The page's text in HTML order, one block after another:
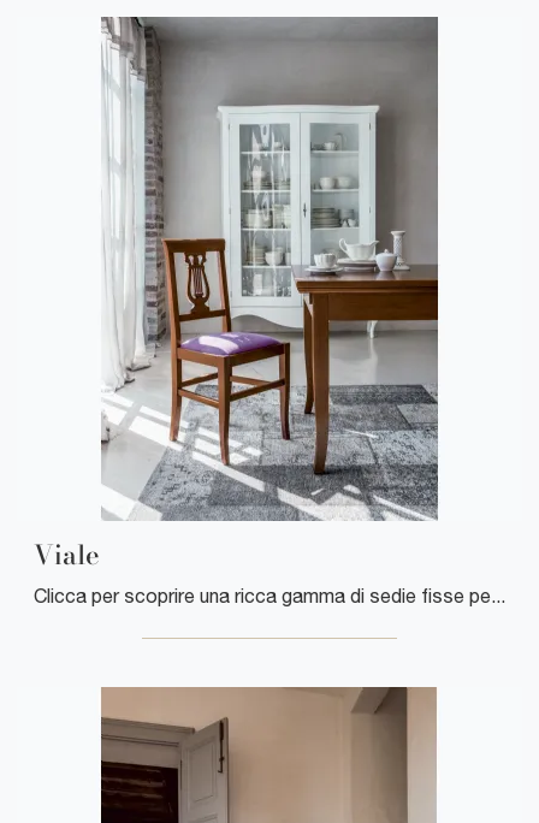
Viale
Clicca per scoprire una ricca gamma di sedie fisse per stanze classiche: il modello Viale di Tonin Casa ti sta aspettando!